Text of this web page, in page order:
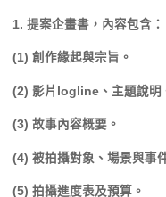
1. 提案企畫書，內容包含：
(1) 創作緣起與宗旨。
(2) 影片logline、主題說明
(3) 故事內容概要。
(4) 被拍攝對象、場景與事
(5) 拍攝進度表及預算。